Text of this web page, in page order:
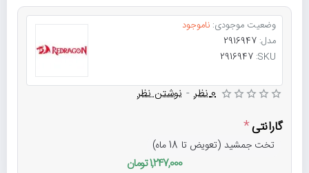
وضعیت موجودی: ناموجود
مدل: 2916947
SKU:
2916947
0 نظر - نوشتن نظر
گارانتی
تخت جمشید (تعویض تا 18 ماه)
1,247,000 تومان